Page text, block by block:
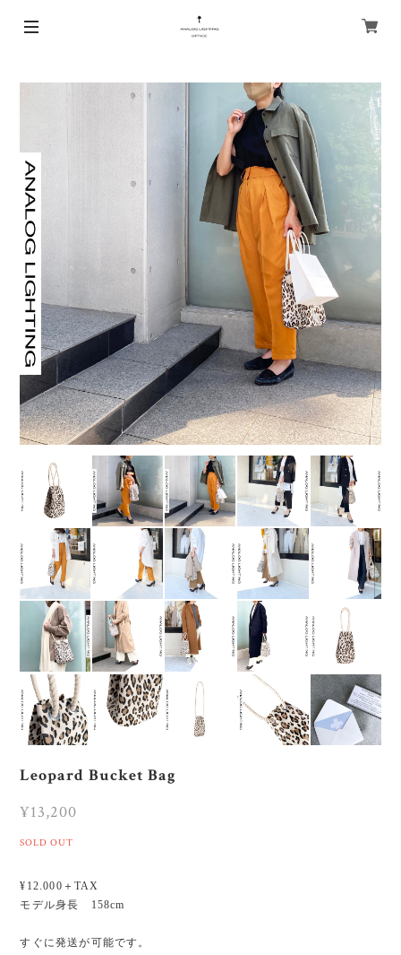
Leopard Bucket Bag
¥13,200
SOLD OUT
¥12.000＋TAX
モデル身長 158cm
すぐに発送が可能です。